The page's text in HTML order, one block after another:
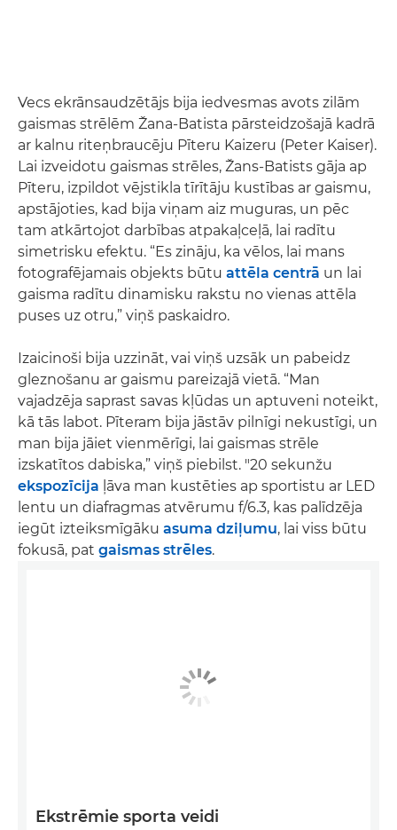
Vecs ekrānsaudzētājs bija iedvesmas avots zilām
gaismas strēlēm Žana-Batista pārsteidzošajā kadrā
ar kalnu riteņbraucēju Pīteru Kaizeru (Peter Kaiser).
Lai izveidotu gaismas strēles, Žans-Batists gāja ap
Pīteru, izpildot vējstikla tīrītāju kustības ar gaismu,
apstājoties, kad bija viņam aiz muguras, un pēc
tam atkārtojot darbības atpakaļceļā, lai radītu
simetrisku efektu. “Es zināju, ka vēlos, lai mans
fotografējamais objekts būtu attēla centrā un lai
gaisma radītu dinamisku rakstu no vienas attēla
puses uz otru,” viņš paskaidro.
Izaicinoši bija uzzināt, vai viņš uzsāk un pabeidz
gleznošanu ar gaismu pareizajā vietā. “Man
vajadzēja saprast savas kļūdas un aptuveni noteikt,
kā tās labot. Pīteram bija jāstāv pilnīgi nekustīgi, un
man bija jāiet vienmērīgi, lai gaismas strēle
izskatītos dabiska,” viņš piebilst. "20 sekunžu
ekspozīcija ļāva man kustēties ap sportistu ar LED
lentu un diafragmas atvērumu f/6.3, kas palīdzēja
iegūt izteiksmīgāku asuma dziļumu, lai viss būtu
fokusā, pat gaismas strēles.
Ekstrēmie sporta veidi